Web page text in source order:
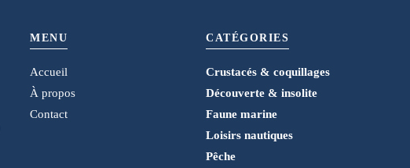
MENU
Accueil
À propos
Contact
CATÉGORIES
Crustacés & coquillages
Découverte & insolite
Faune marine
Loisirs nautiques
Pêche